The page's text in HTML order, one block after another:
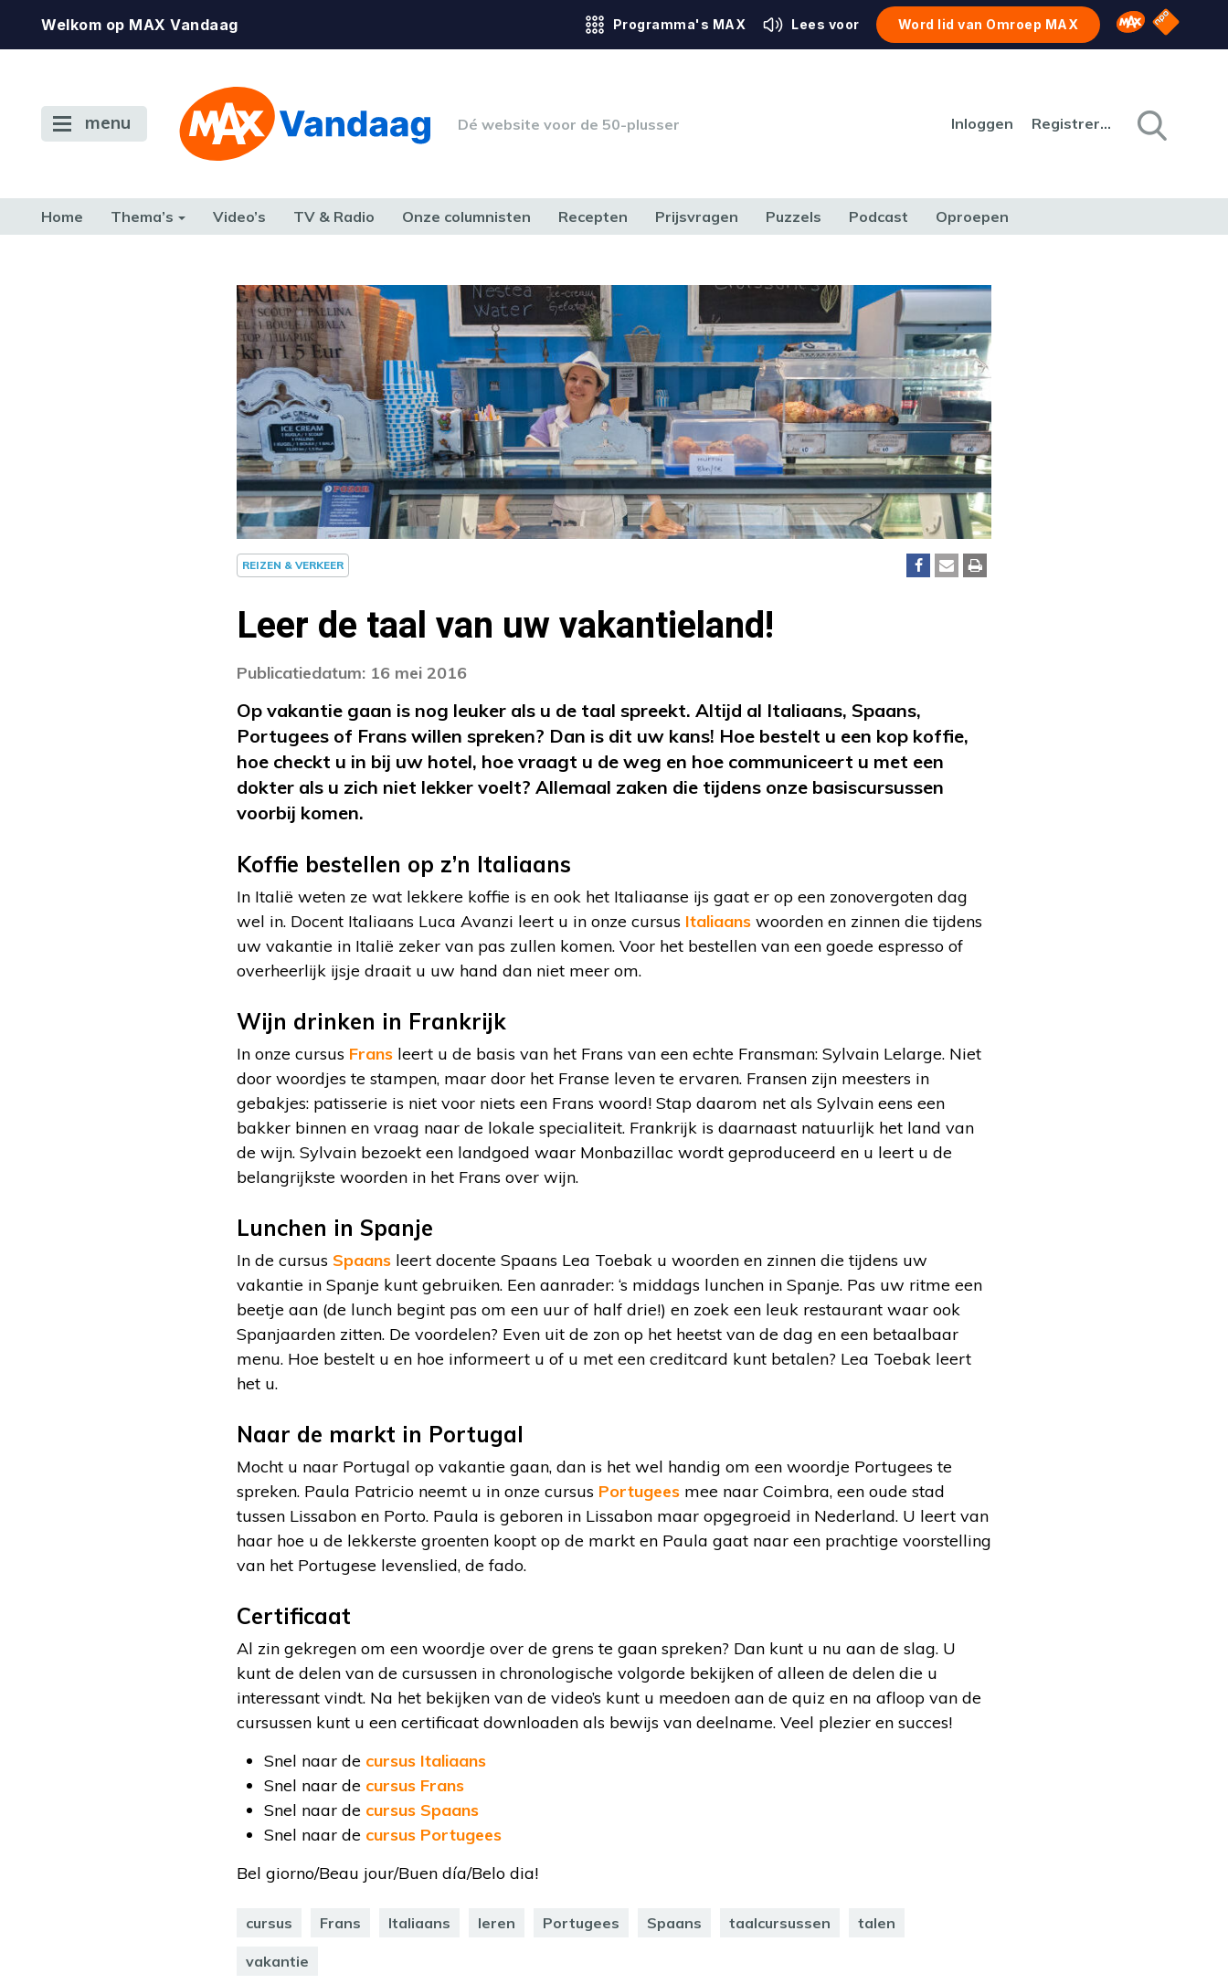
Welkom op MAX Vandaag Programma's MAX Lees voor Word lid van Omroep MAX Omroep MAX
NPO
menu Dé website voor de 50-plusser Inloggen Registreren
Home Thema’s Video’s TV & Radio Onze columnisten Recepten Prijsvragen Puzzels Podcast Oproepen
REIZEN & VERKEER
Leer de taal van uw vakantieland!
Publicatiedatum: 16 mei 2016
Op vakantie gaan is nog leuker als u de taal spreekt. Altijd al Italiaans, Spaans,
Portugees of Frans willen spreken? Dan is dit uw kans! Hoe bestelt u een kop koffie,
hoe checkt u in bij uw hotel, hoe vraagt u de weg en hoe communiceert u met een
dokter als u zich niet lekker voelt? Allemaal zaken die tijdens onze basiscursussen
voorbij komen.
Koffie bestellen op z’n Italiaans
In Italië weten ze wat lekkere koffie is en ook het Italiaanse ijs gaat er op een zonovergoten dag
wel in. Docent Italiaans Luca Avanzi leert u in onze cursus Italiaans woorden en zinnen die tijdens
uw vakantie in Italië zeker van pas zullen komen. Voor het bestellen van een goede espresso of
overheerlijk ijsje draait u uw hand dan niet meer om.
Wijn drinken in Frankrijk
In onze cursus Frans leert u de basis van het Frans van een echte Fransman: Sylvain Lelarge. Niet
door woordjes te stampen, maar door het Franse leven te ervaren. Fransen zijn meesters in
gebakjes: patisserie is niet voor niets een Frans woord! Stap daarom net als Sylvain eens een
bakker binnen en vraag naar de lokale specialiteit. Frankrijk is daarnaast natuurlijk het land van
de wijn. Sylvain bezoekt een landgoed waar Monbazillac wordt geproduceerd en u leert u de
belangrijkste woorden in het Frans over wijn.
Lunchen in Spanje
In de cursus Spaans leert docente Spaans Lea Toebak u woorden en zinnen die tijdens uw
vakantie in Spanje kunt gebruiken. Een aanrader: ‘s middags lunchen in Spanje. Pas uw ritme een
beetje aan (de lunch begint pas om een uur of half drie!) en zoek een leuk restaurant waar ook
Spanjaarden zitten. De voordelen? Even uit de zon op het heetst van de dag en een betaalbaar
menu. Hoe bestelt u en hoe informeert u of u met een creditcard kunt betalen? Lea Toebak leert
het u.
Naar de markt in Portugal
Mocht u naar Portugal op vakantie gaan, dan is het wel handig om een woordje Portugees te
spreken. Paula Patricio neemt u in onze cursus Portugees mee naar Coimbra, een oude stad
tussen Lissabon en Porto. Paula is geboren in Lissabon maar opgegroeid in Nederland. U leert van
haar hoe u de lekkerste groenten koopt op de markt en Paula gaat naar een prachtige voorstelling
van het Portugese levenslied, de fado.
Certificaat
Al zin gekregen om een woordje over de grens te gaan spreken? Dan kunt u nu aan de slag. U
kunt de delen van de cursussen in chronologische volgorde bekijken of alleen de delen die u
interessant vindt. Na het bekijken van de video’s kunt u meedoen aan de quiz en na afloop van de
cursussen kunt u een certificaat downloaden als bewijs van deelname. Veel plezier en succes!
Snel naar de cursus Italiaans
Snel naar de cursus Frans
Snel naar de cursus Spaans
Snel naar de cursus Portugees
Bel giorno/Beau jour/Buen día/Belo dia!
cursus Frans Italiaans leren Portugees Spaans taalcursussen talen
vakantie